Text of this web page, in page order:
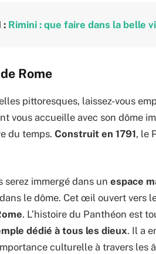
: Rimini : que faire dans la belle
Rome
pittoresques, laissez-vous
vous accueille avec son dôme
du temps. Construit en 1791, le
serez immergé dans un espace
le dôme. Cet œil ouvert vers
. L’histoire du Panthéon est
dédié à tous les dieux. Il a
culturelle à travers les